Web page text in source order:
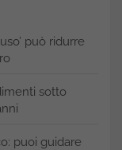
può ridurre
sotto
puoi guidare